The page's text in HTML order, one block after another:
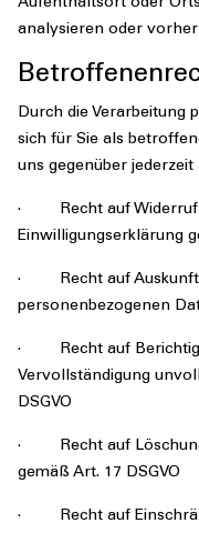
analysieren oder
Durch die Verarbeitung
sich für Sie als
uns gegenüber jederzeit
· Recht auf Widerruf
Einwilligungserklärung
· Recht auf Auskunft
personenbezogenen
· Recht auf
Vervollständigung
DSGVO
· Recht auf Löschung
gemäß Art. 17 DSGVO
· Recht auf